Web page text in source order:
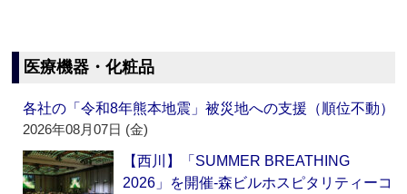
医療機器・化粧品
各社の「令和8年熊本地震」被災地への支援（順位不動）
2026年08月07日 (金)
【西川】「SUMMER BREATHING
2026」を開催‐森ビルホスピタリティーコ